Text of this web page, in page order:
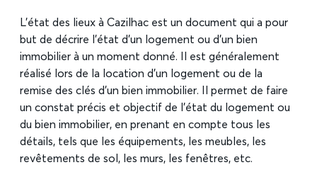
L’état des lieux à Cazilhac est un document qui a pour
but de décrire l’état d’un logement ou d’un bien
immobilier à un moment donné. Il est généralement
réalisé lors de la location d’un logement ou de la
remise des clés d’un bien immobilier. Il permet de faire
un constat précis et objectif de l’état du logement ou
du bien immobilier, en prenant en compte tous les
détails, tels que les équipements, les meubles, les
revêtements de sol, les murs, les fenêtres, etc.